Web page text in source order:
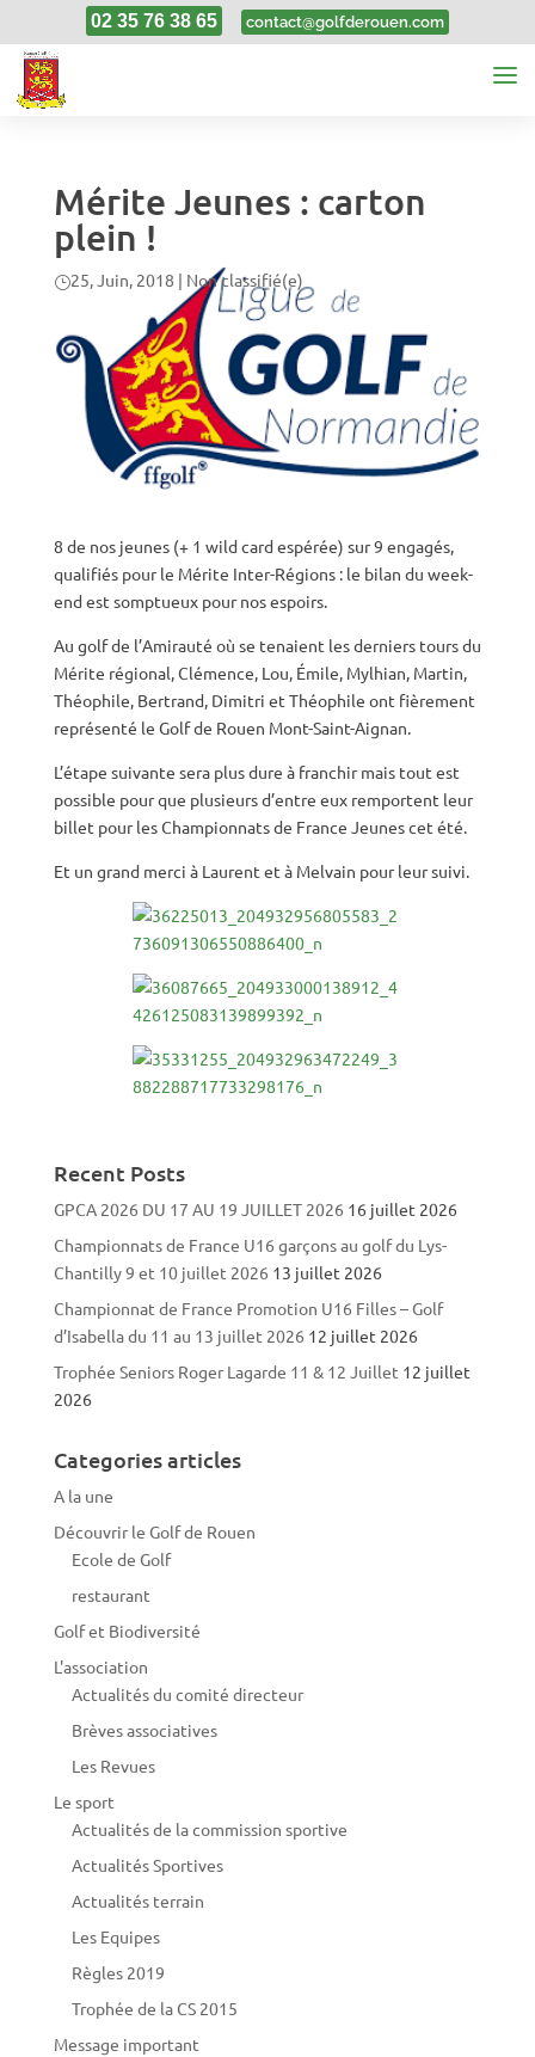
02 35 76 38 65 contact@golfderouen.com
Mérite Jeunes : carton
plein !
25, Juin, 2018 | Non classifié(e)
8 de nos jeunes (+ 1 wild card espérée) sur 9 engagés,
qualifiés pour le Mérite Inter-Régions : le bilan du week-
end est somptueux pour nos espoirs.
Au golf de l’Amirauté où se tenaient les derniers tours du
Mérite régional, Clémence, Lou, Émile, Mylhian, Martin,
Théophile, Bertrand, Dimitri et Théophile ont fièrement
représenté le Golf de Rouen Mont-Saint-Aignan.
L’étape suivante sera plus dure à franchir mais tout est
possible pour que plusieurs d’entre eux remportent leur
billet pour les Championnats de France Jeunes cet été.
Et un grand merci à Laurent et à Melvain pour leur suivi.
Recent Posts
GPCA 2026 DU 17 AU 19 JUILLET 2026 16 juillet 2026
Championnats de France U16 garçons au golf du Lys-
Chantilly 9 et 10 juillet 2026 13 juillet 2026
Championnat de France Promotion U16 Filles – Golf
d’Isabella du 11 au 13 juillet 2026 12 juillet 2026
Trophée Seniors Roger Lagarde 11 & 12 Juillet 12 juillet
2026
Categories articles
A la une
Découvrir le Golf de Rouen
Ecole de Golf
restaurant
Golf et Biodiversité
L'association
Actualités du comité directeur
Brèves associatives
Les Revues
Le sport
Actualités de la commission sportive
Actualités Sportives
Actualités terrain
Les Equipes
Règles 2019
Trophée de la CS 2015
Message important